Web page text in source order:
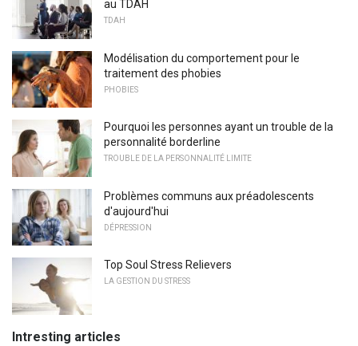
au TDAH
TDAH
Modélisation du comportement pour le
traitement des phobies
PHOBIES
Pourquoi les personnes ayant un trouble de la
personnalité borderline
TROUBLE DE LA PERSONNALITÉ LIMITE
Problèmes communs aux préadolescents
d'aujourd'hui
DÉPRESSION
Top Soul Stress Relievers
LA GESTION DU STRESS
Intresting articles